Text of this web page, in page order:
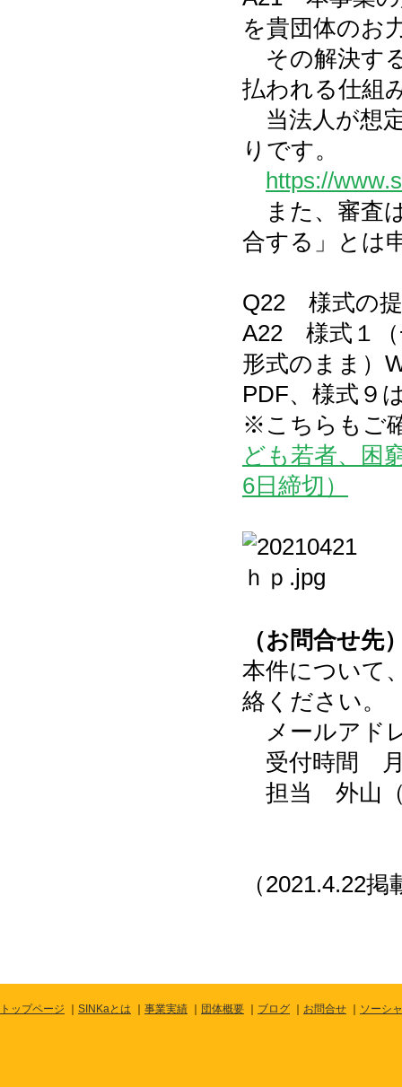
を貴団体のお
その解決す
払われる仕組
当法人が想
りです。
https://
また、審査
合する」とは
Q22 様式の
A22 様式１（
形式のまま）
PDF、様式９
※こちらもご
ども若者、困
6日締切）
（お問合せ先
本件について
絡ください。
メールアド
受付時間 月
担当 外山
（2021.4.22掲
トップページ SINKaとは 事業実績 団体概要 ブログ お問合せ ソーシ